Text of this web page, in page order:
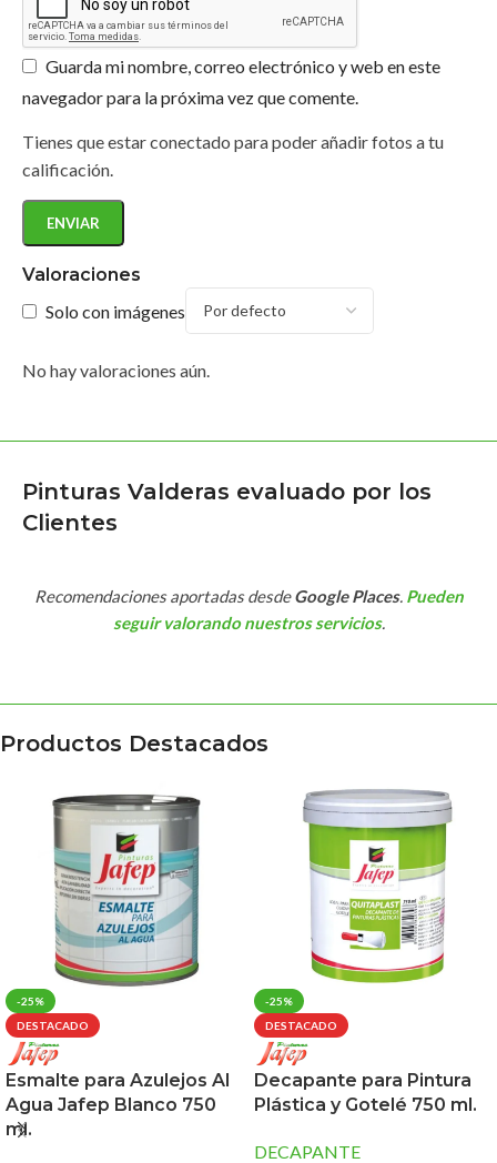
Valoraciones
Solo con imágenes
No hay valoraciones aún.
Guarda mi nombre, correo electrónico y web en este
navegador para la próxima vez que comente.
Tienes que estar conectado para poder añadir fotos a tu
calificación.
Pinturas Valderas evaluado por los
Clientes
Recomendaciones aportadas desdeGoogle Places. Pueden
seguir valorando nuestros servicios.
Productos Destacados
-25%
DESTACADO
Esmalte para Azulejos Al
Agua Jafep Blanco 750
ml.
-25%
DESTACADO
Decapante para Pintura
Plástica y Gotelé 750 ml.
DECAPANTE